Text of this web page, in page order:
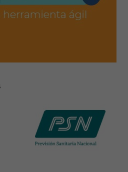
Anual Vet+i
y